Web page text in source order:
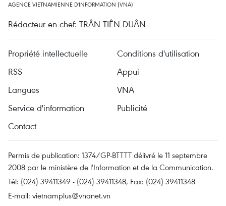
AGENCE VIETNAMIENNE D'INFORMATION (VNA)
Rédacteur en chef: TRÂN TIÊN DUÂN
Propriété intellectuelle
Conditions d'utilisation
RSS
Appui
Langues
VNA
Service d'information
Publicité
Contact
Permis de publication: 1374/GP-BTTTT délivré le 11 septembre
2008 par le ministère de l'Information et de la Communication.
Tél: (024) 39411349 - (024) 39411348, Fax: (024) 39411348
E-mail: vietnamplus@vnanet.vn